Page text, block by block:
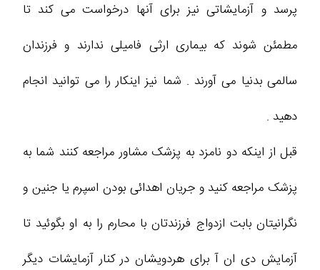
پرسد و آزمایشاتی نیز برای آنها درخواست می کند تا
مطمئن شوند که بیماری ارثی فامیلی ندارند و فرزندان
سالمی بدنیا می آورند . شما نیز اینکار را می توانید انجام
دهید .
قبل از اینکه دو نامزد به پزشک مشاور مراجعه کنند شما به
پزشک مراجعه کنید و جریان اهدائی بودن اسپرم یا جنین و
نگرانیتان بابت ازدواج فرزندتان با محارم را به او بگوئید تا
آزمایش دی ان آ برای هردویشان در کنار آزمایشات دیگر